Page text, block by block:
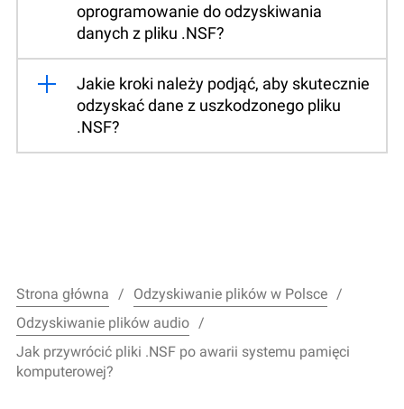
oprogramowanie do odzyskiwania
danych z pliku .NSF?
Jakie kroki należy podjąć, aby skutecznie
odzyskać dane z uszkodzonego pliku
.NSF?
Strona główna
Odzyskiwanie plików w Polsce
Odzyskiwanie plików audio
Jak przywrócić pliki .NSF po awarii systemu pamięci
komputerowej?